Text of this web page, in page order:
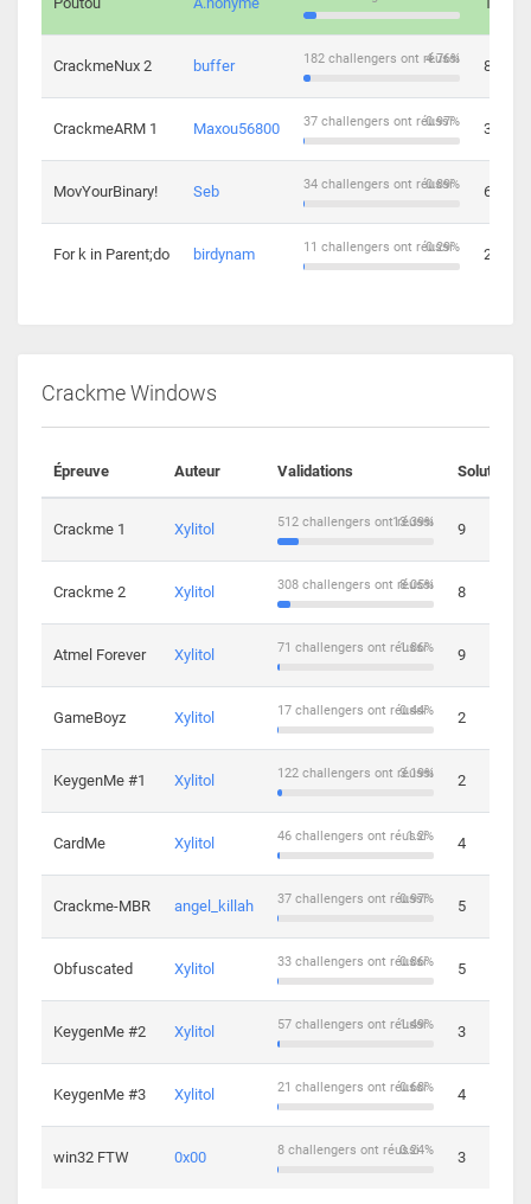
CrackmeNux 2 buffer 4.76%
182 challengers ont réussi 8
CrackmeARM 1 Maxou56800 0.97%
37 challengers ont réussi 3
MovYourBinary! Seb 0.89%
34 challengers ont réussi 6
For k in Parent;do birdynam 0.29%
11 challengers ont réussi 2
Crackme Windows
Épreuve Auteur Validations Solutions
Crackme 1 Xylitol 13.39%
512 challengers ont réussi 9
Crackme 2 Xylitol 8.05%
308 challengers ont réussi 8
Atmel Forever Xylitol 1.86%
71 challengers ont réussi 9
GameBoyz Xylitol 0.44%
17 challengers ont réussi 2
KeygenMe #1 Xylitol 3.19%
122 challengers ont réussi 2
CardMe Xylitol 1.2%
46 challengers ont réussi 4
Crackme-MBR angel_killah 0.97%
37 challengers ont réussi 5
Obfuscated Xylitol 0.86%
33 challengers ont réussi 5
KeygenMe #2 Xylitol 1.49%
57 challengers ont réussi 3
KeygenMe #3 Xylitol 0.68%
21 challengers ont réussi 4
win32 FTW 0x00 0.24%
8 challengers ont réussi 3